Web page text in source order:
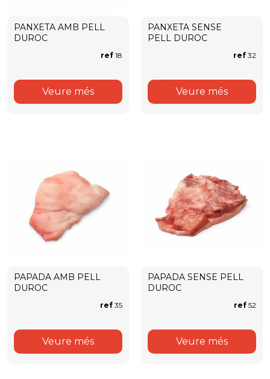
PANXETA AMB PELL
DUROC
ref 18
Veure més
PANXETA SENSE
PELL DUROC
ref 32
Veure més
PAPADA AMB PELL
DUROC
ref 35
Veure més
PAPADA SENSE PELL
DUROC
ref 52
Veure més